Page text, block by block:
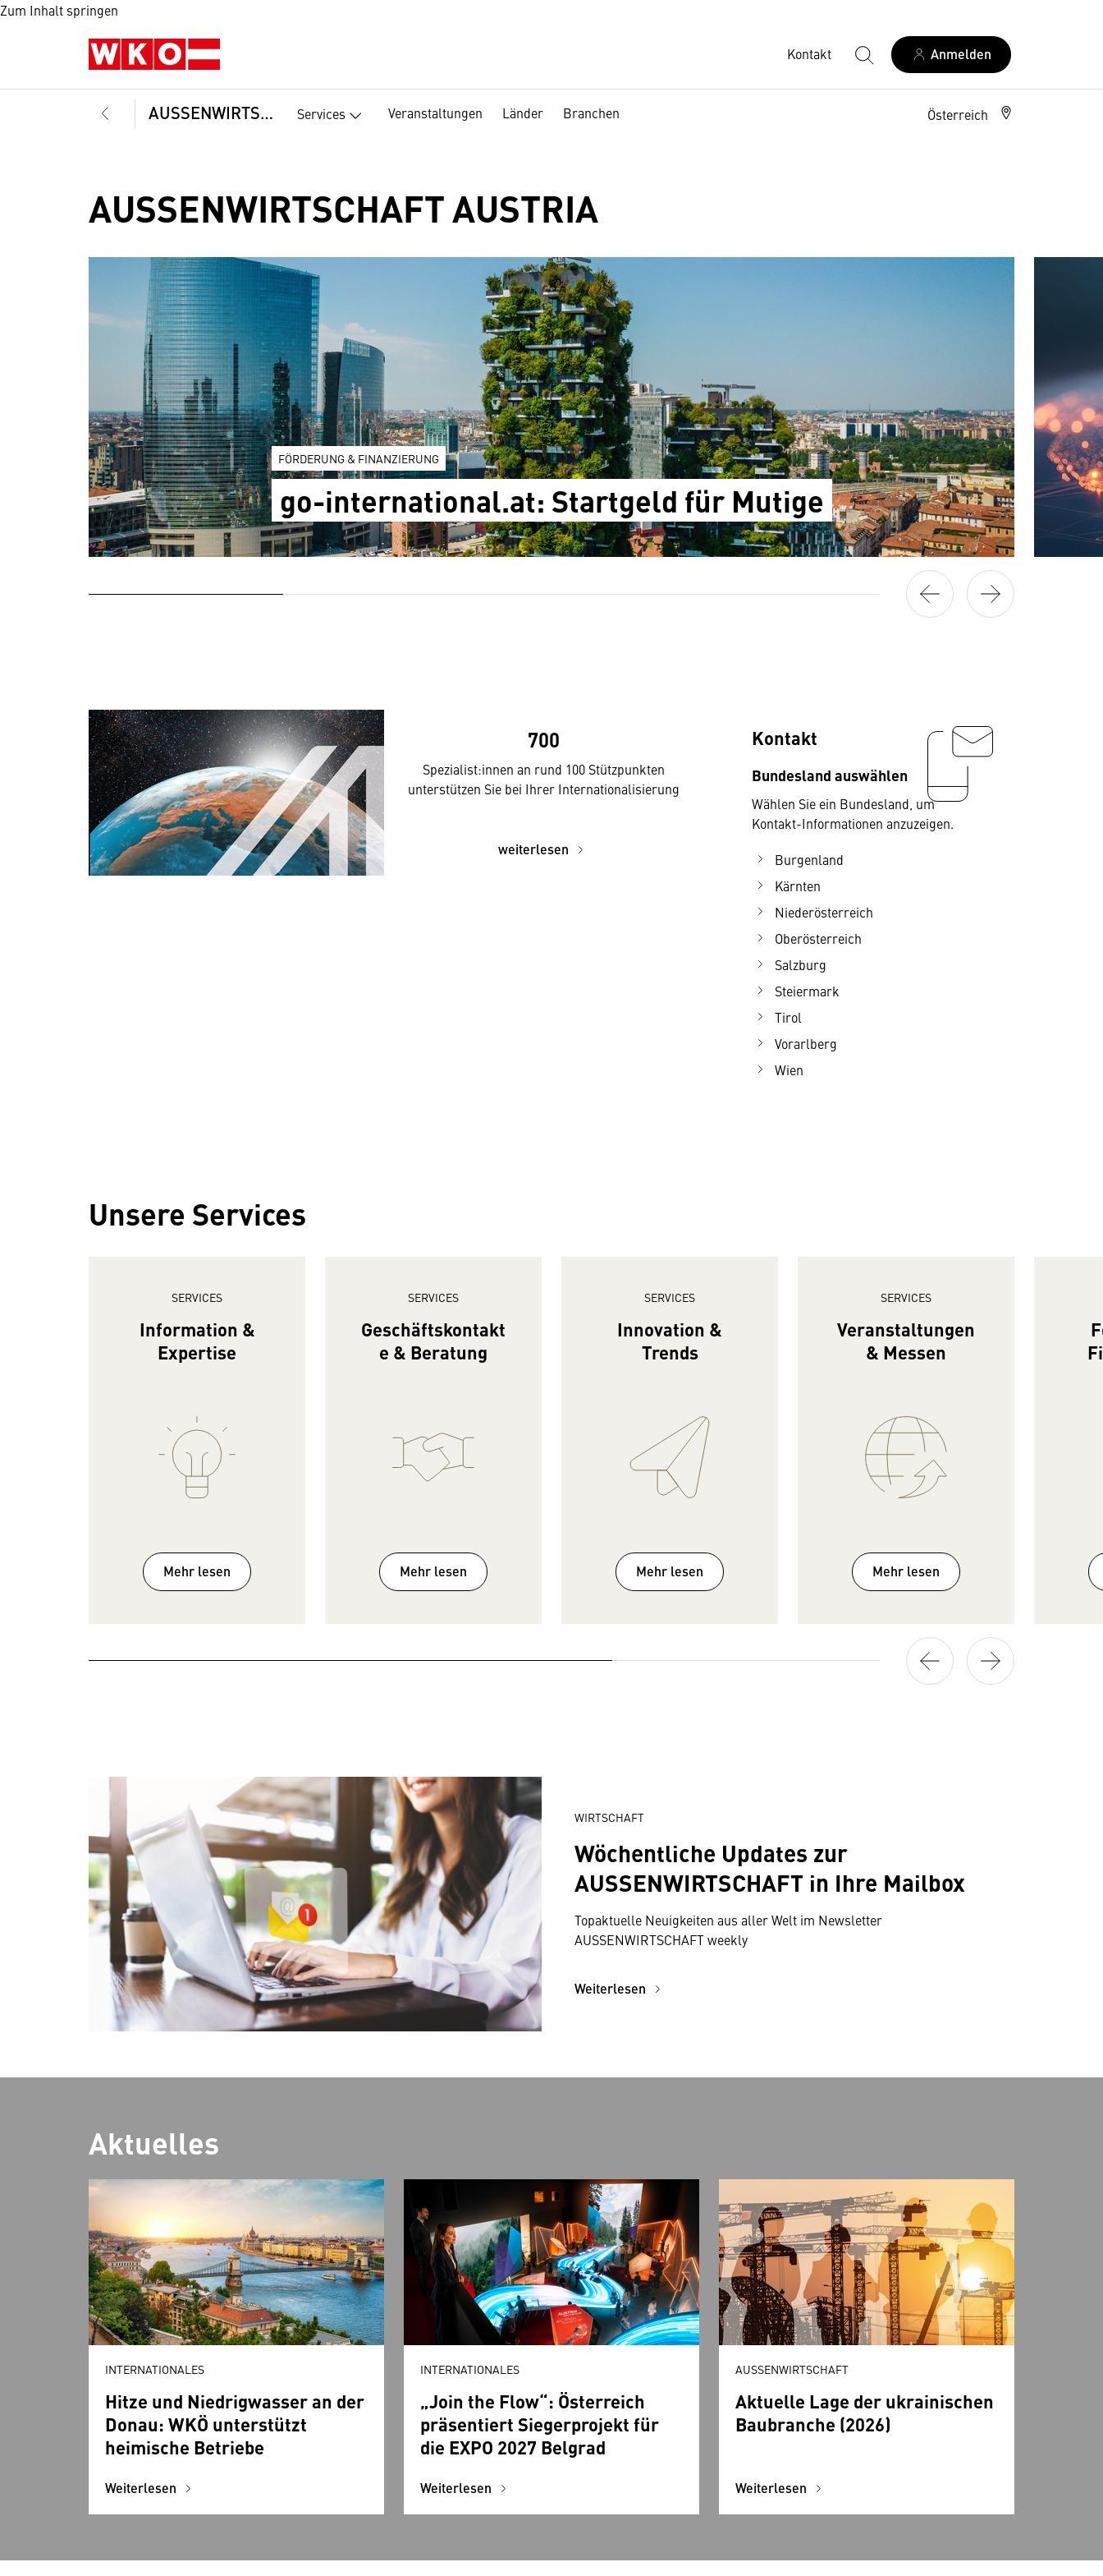
Zum Inhalt springen
Kontakt Anmelden
AUSSENWIRTSCHAFT Services Veranstaltungen Länder Branchen Österreich
AUSSENWIRTSCHAFT AUSTRIA
FÖRDERUNG & FINANZIERUNG
go-international.at: Startgeld für Mutige
700
Spezialist:innen an rund 100 Stützpunkten
unterstützen Sie bei Ihrer Internationalisierung
weiterlesen
Kontakt
Bundesland auswählen
Wählen Sie ein Bundesland, um
Kontakt-Informationen anzuzeigen.
Burgenland
Kärnten
Niederösterreich
Oberösterreich
Salzburg
Steiermark
Tirol
Vorarlberg
Wien
Unsere Services
SERVICES
Information &
Expertise
Mehr lesen
SERVICES
Geschäftskontakt
e & Beratung
Mehr lesen
SERVICES
Innovation &
Trends
Mehr lesen
SERVICES
Veranstaltungen
& Messen
Mehr lesen
WIRTSCHAFT
Wöchentliche Updates zur
AUSSENWIRTSCHAFT in Ihre Mailbox
Topaktuelle Neuigkeiten aus aller Welt im Newsletter
AUSSENWIRTSCHAFT weekly
Weiterlesen
Aktuelles
INTERNATIONALES
Hitze und Niedrigwasser an der
Donau: WKÖ unterstützt
heimische Betriebe
Weiterlesen
INTERNATIONALES
„Join the Flow“: Österreich
präsentiert Siegerprojekt für
die EXPO 2027 Belgrad
Weiterlesen
AUSSENWIRTSCHAFT
Aktuelle Lage der ukrainischen
Baubranche (2026)
Weiterlesen